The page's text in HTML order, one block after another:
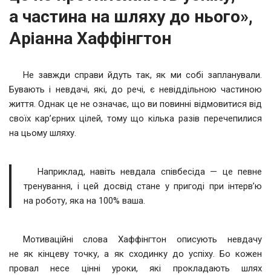
а частина на шляху до нього»,
Аріанна Хаффінгтон
Не завжди справи йдуть так, як ми собі запланували.
Бувають і невдачі, які, до речі, є невіддільною частиною
життя. Однак це не означає, що ви повинні відмовитися від
своїх кар’єрних цілей, тому що кілька разів перечепилися
на цьому шляху.
Наприклад, навіть невдала співбесіда — це певне
тренування, і цей досвід стане у пригоді при інтерв’ю
на роботу, яка на 100% ваша.
Мотиваційні слова Хаффінгтон описують невдачу
не як кінцеву точку, а як сходинку до успіху. Бо кожен
провал несе цінні уроки, які прокладають шлях